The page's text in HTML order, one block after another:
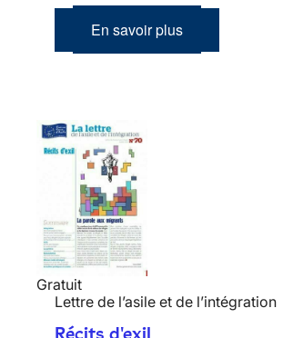
En savoir plus
Gratuit
Lettre de l’asile et de l’intégration